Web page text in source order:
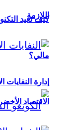
كيف تعيد
مالي؟
اللازمة
إدارة
الاقتصاد